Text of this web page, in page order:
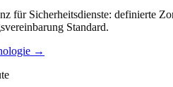
für Sicherheitsdienste: definierte
Standard.
→